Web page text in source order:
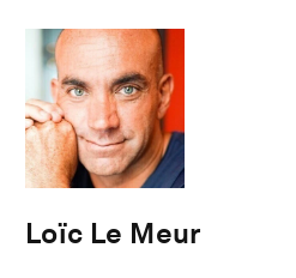
Loïc Le Meur